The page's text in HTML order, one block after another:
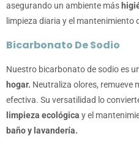
asegurando un ambiente más
limpieza diaria y el mantenimiento
Bicarbonato De Sodio
Nuestro bicarbonato de sodio es
hogar. Neutraliza olores, remueve
efectiva. Su versatilidad lo
limpieza ecológica y el
baño y lavandería.